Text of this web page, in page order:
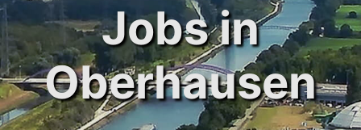
Jobs in
Oberhausen